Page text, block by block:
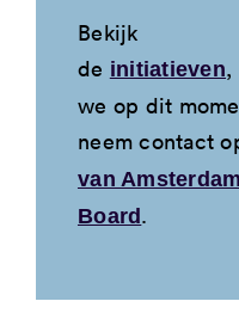
Bekijk
de initiatieven,
we op dit
neem contact
van
Board.